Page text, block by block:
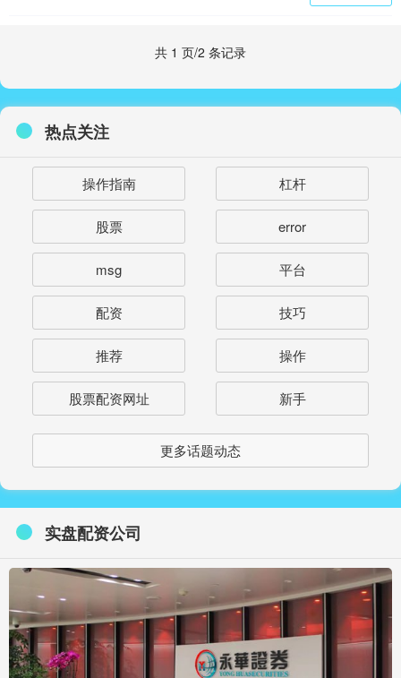
共 1 页/2 条记录
热点关注
操作指南 杠杆
股票 error
msg 平台
配资 技巧
推荐 操作
股票配资网址 新手
更多话题动态
实盘配资公司